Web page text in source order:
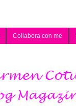
Collabora con me